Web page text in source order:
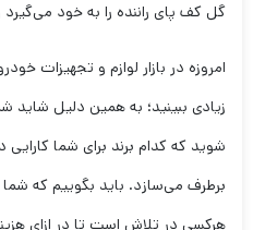
گل کف پای راننده را به خود
امروزه در بازار لوازم و تجهیزات
زیادی ببینید؛ به همین دلیل شاید
شوید که کدام برند برای شما
برطرف می‌سازد. باید بگوییم که شما
هرکسی در تلاش است تا در ازای